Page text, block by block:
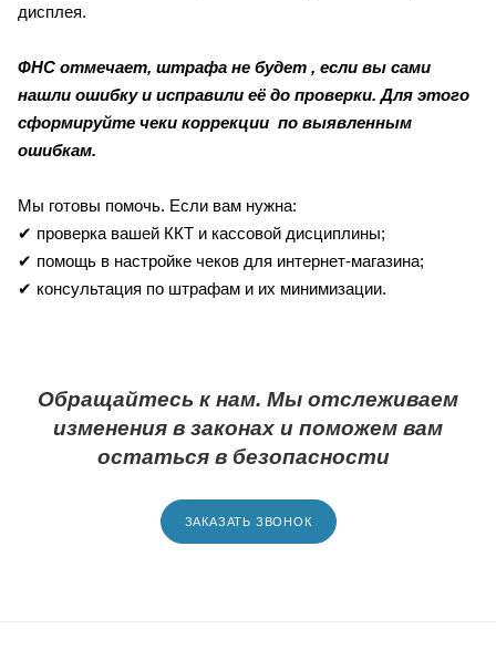
дисплея.
ФНС отмечает, штрафа не будет , если вы сами
нашли ошибку и исправили её до проверки. Для этого
сформируйте чеки коррекции по выявленным
ошибкам.
Мы готовы помочь. Если вам нужна:
✔ проверка вашей ККТ и кассовой дисциплины;
✔ помощь в настройке чеков для интернет-магазина;
✔ консультация по штрафам и их минимизации.
Обращайтесь к нам. Мы отслеживаем
изменения в законах и поможем вам
остаться в безопасности
ЗАКАЗАТЬ ЗВОНОК